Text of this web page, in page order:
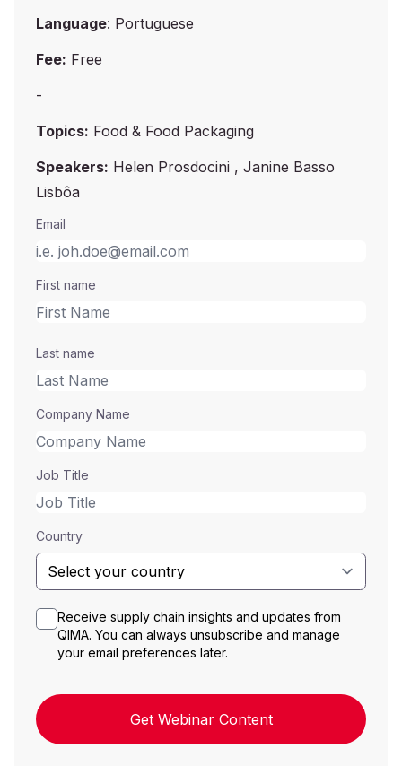
Language: Portuguese
Fee: Free
-
Topics: Food & Food Packaging
Speakers: Helen Prosdocini , Janine Basso
Lisbôa
Email
First name
Last name
Company Name
Job Title
Country
Receive supply chain insights and updates from
QIMA. You can always unsubscribe and manage
your email preferences later.
Get Webinar Content